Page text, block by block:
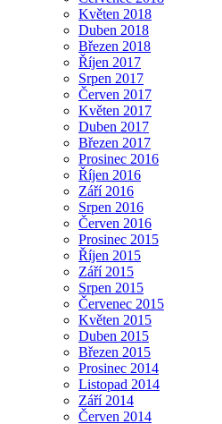
Květen 2018
Duben 2018
Březen 2018
Říjen 2017
Srpen 2017
Červen 2017
Květen 2017
Duben 2017
Březen 2017
Prosinec 2016
Říjen 2016
Září 2016
Srpen 2016
Červen 2016
Prosinec 2015
Říjen 2015
Září 2015
Srpen 2015
Červenec 2015
Květen 2015
Duben 2015
Březen 2015
Prosinec 2014
Listopad 2014
Září 2014
Červen 2014